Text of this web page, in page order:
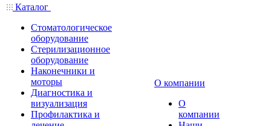
Каталог
Стоматологическое
оборудование
Стерилизационное
оборудование
Наконечники и
моторы
Диагностика и
визуализация
Профилактика и
О компании
О
компании